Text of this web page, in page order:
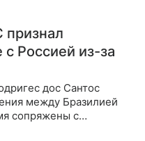
Россией из-за
дос Сантос
между Бразилией
сопряжены с